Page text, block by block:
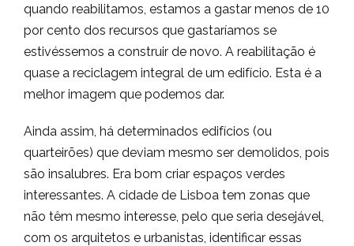
quando reabilitamos, estamos a gastar menos de 10
por cento dos recursos que gastaríamos se
estivéssemos a construir de novo. A reabilitação é
quase a reciclagem integral de um edifício. Esta é a
melhor imagem que podemos dar.
Ainda assim, há determinados edifícios (ou
quarteirões) que deviam mesmo ser demolidos, pois
são insalubres. Era bom criar espaços verdes
interessantes. A cidade de Lisboa tem zonas que
não têm mesmo interesse, pelo que seria desejável,
com os arquitetos e urbanistas, identificar essas